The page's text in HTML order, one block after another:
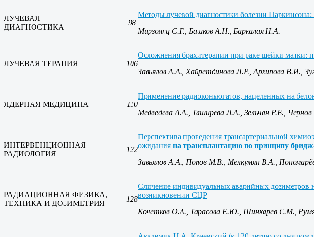
ЛУЧЕВАЯ
ДИАГНОСТИКА
98
Методы лучевой диагностики болезни Паркинсона:
Мирзоянц С.Г., Башков А.Н., Баркалая Н.А.
ЛУЧЕВАЯ ТЕРАПИЯ 106
Осложнения брахитерапии при раке шейки матки:
Завьялов А.А., Хайретдинова Л.Р., Архипова В.И.,
ЯДЕРНАЯ МЕДИЦИНА 110
Применение радиоконьюгатов, нацеленных на
Медведева А.А., Таширева Л.А., Зельчан Р.В.,
ИНТЕРВЕНЦИОННАЯ
РАДИОЛОГИЯ
122
Перспектива проведения трансартериальной
ожидания на трансплантацию по принципу
Завьялов А.А., Попов М.В., Мелкумян В.А.,
РАДИАЦИОННАЯ ФИЗИКА,
ТЕХНИКА И ДОЗИМЕТРИЯ
128
Сличение индивидуальных аварийных дозиметров
возникновении СЦР
Кочетков О.А., Тарасова Е.Ю., Шинкарев С.М.,